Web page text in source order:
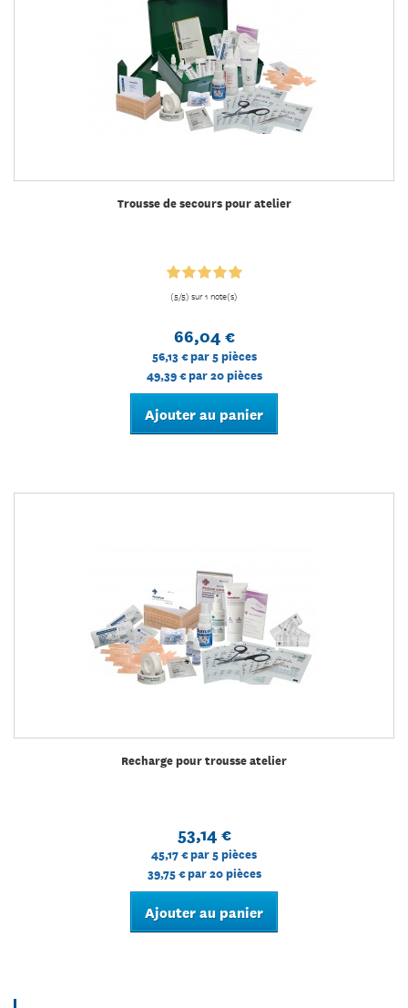
Trousse de secours pour atelier
(5/5) sur 1 note(s)
66,04 €
56,13 €par 5 pièces
49,39 €par 20 pièces
Ajouter au panier
Recharge pour trousse atelier
53,14 €
45,17 €par 5 pièces
39,75 €par 20 pièces
Ajouter au panier